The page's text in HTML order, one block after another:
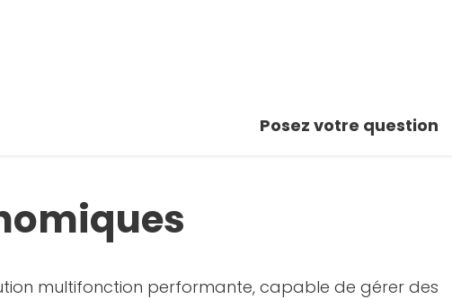
Posez votre question
multifonction performante, capable de gérer des